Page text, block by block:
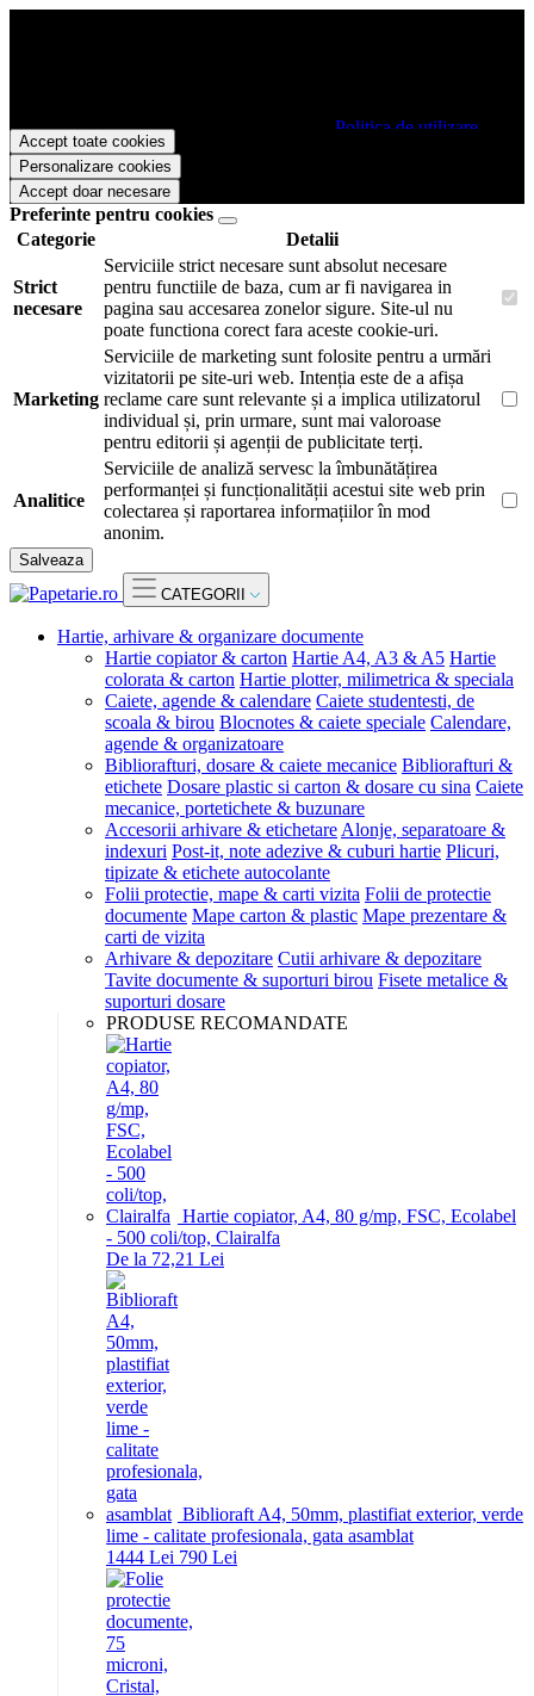
Papetarie.ro este necesar sa fiti de acord cu Politica de utilizare
cookie-uri.
Accept toate cookies
Personalizare cookies
Accept doar necesare
Preferinte pentru cookies
Categorie
Detalii
Strict
necesare
Serviciile strict necesare sunt absolut necesare
pentru functiile de baza, cum ar fi navigarea in
pagina sau accesarea zonelor sigure. Site-ul nu
poate functiona corect fara aceste cookie-uri.
Marketing
Serviciile de marketing sunt folosite pentru a urmări
vizitatorii pe site-uri web. Intenția este de a afișa
reclame care sunt relevante și a implica utilizatorul
individual și, prin urmare, sunt mai valoroase
pentru editorii și agenții de publicitate terți.
Analitice
Serviciile de analiză servesc la îmbunătățirea
performanței și funcționalității acestui site web prin
colectarea și raportarea informațiilor în mod
anonim.
Salveaza
CATEGORII
Hartie, arhivare & organizare documente
Hartie copiator & carton Hartie A4, A3 & A5 Hartie
colorata & carton Hartie plotter, milimetrica & speciala
Caiete, agende & calendare Caiete studentesti, de
scoala & birou Blocnotes & caiete speciale Calendare,
agende & organizatoare
Bibliorafturi, dosare & caiete mecanice Bibliorafturi &
etichete Dosare plastic si carton & dosare cu sina Caiete
mecanice, portetichete & buzunare
Accesorii arhivare & etichetare Alonje, separatoare &
indexuri Post-it, note adezive & cuburi hartie Plicuri,
tipizate & etichete autocolante
Folii protectie, mape & carti vizita Folii de protectie
documente Mape carton & plastic Mape prezentare &
carti de vizita
Arhivare & depozitare Cutii arhivare & depozitare
Tavite documente & suporturi birou Fisete metalice &
suporturi dosare
PRODUSE RECOMANDATE
Hartie copiator, A4, 80 g/mp, FSC, Ecolabel
- 500 coli/top, Clairalfa
De la 72,21 Lei
Biblioraft A4, 50mm, plastifiat exterior, verde
lime - calitate profesionala, gata asamblat
1444 Lei 790 Lei